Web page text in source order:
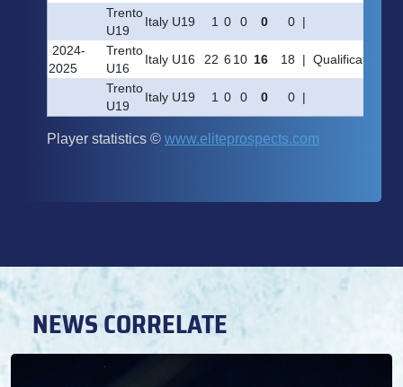
NEWS CORRELATE